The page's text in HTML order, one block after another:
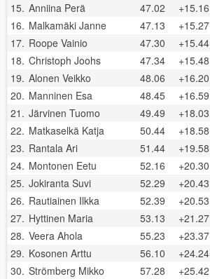
15. Anniina Perä 47.02 +15.16
16. Malkamäki Janne 47.13 +15.27
17. Roope Vainio 47.30 +15.44
18. Christoph Joohs 47.34 +15.48
19. Alonen Veikko 48.06 +16.20
20. Manninen Esa 48.45 +16.59
21. Järvinen Tuomo 49.49 +18.03
22. Matkaselkä Katja 50.44 +18.58
23. Rantala Ari 51.44 +19.58
24. Montonen Eetu 52.16 +20.30
25. Jokiranta Suvi 52.29 +20.43
26. Rautiainen Ilkka 52.39 +20.53
27. Hyttinen Maria 53.13 +21.27
28. Veera Ahola 55.23 +23.37
29. Kosonen Arttu 56.10 +24.24
30. Strömberg Mikko 57.28 +25.42